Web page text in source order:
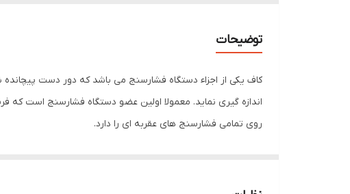
توضیحات
کاف یکی از اجزاء دستگاه فشارسنج می باشد که دور دست
اندازه گیری نماید. معمولا اولین عضو دستگاه فشارسنج است
روی تمامی فشارسنج های عقربه ای را دارد.